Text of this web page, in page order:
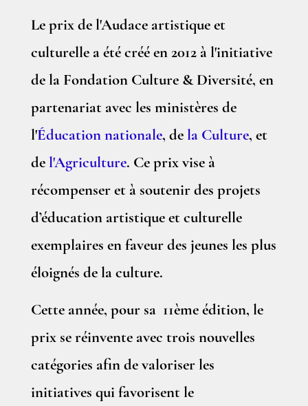
Le prix de l'Audace artistique et
culturelle a été créé en 2012 à l'initiative
de la Fondation Culture & Diversité, en
partenariat avec les ministères de
l'Éducation nationale, de la Culture, et
de l'Agriculture. Ce prix vise à
récompenser et à soutenir des projets
d’éducation artistique et culturelle
exemplaires en faveur des jeunes les plus
éloignés de la culture.
Cette année, pour sa 11ème édition, le
prix se réinvente avec trois nouvelles
catégories afin de valoriser les
initiatives qui favorisent le